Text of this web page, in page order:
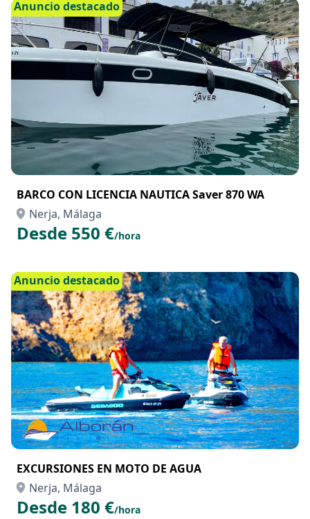
Anuncio destacado
BARCO CON LICENCIA NAUTICA Saver 870 WA
Nerja, Málaga
Desde 550 €/hora
Anuncio destacado
EXCURSIONES EN MOTO DE AGUA
Nerja, Málaga
Desde 180 €/hora